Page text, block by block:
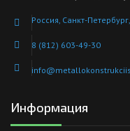
Россия, Санкт-
8 (812) 603-49-30
Информация